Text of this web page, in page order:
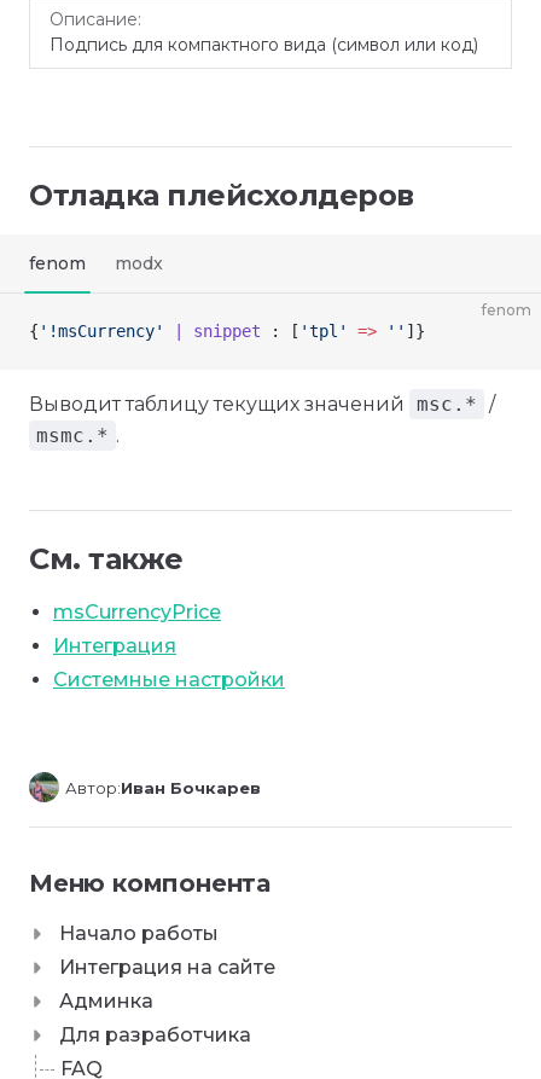
Подпись для компактного вида (символ или код)
Отладка плейсхолдеров
fenom modx
fenom
{ '!msCurrency' | snippet : [ 'tpl' => '' ] }
Выводит таблицу текущих значений msc.*
/
msmc.* .
См. также
msCurrencyPrice
Интеграция
Системные настройки
Автор:Иван Бочкарев
Меню компонента
Начало работы
Интеграция на сайте
Админка
Для разработчика
FAQ